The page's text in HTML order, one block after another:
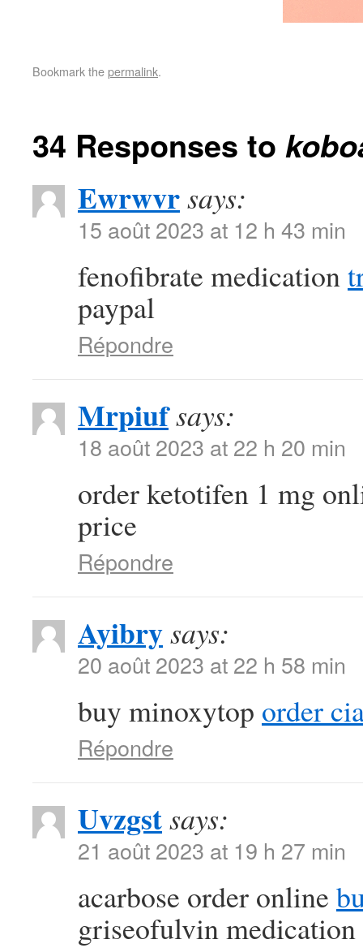
Bookmark thepermalink.
34 Responses to
Ewrwvrsays:
15 août 2023 at 12 h 43 min
fenofibrate medication
paypal
Répondre
Mrpiufsays:
18 août 2023 at 22 h 20 min
order ketotifen 1 mg
price
Répondre
Ayibrysays:
20 août 2023 at 22 h 58 min
buy minoxytop order
Répondre
Uvzgstsays:
21 août 2023 at 19 h 27 min
acarbose order online
griseofulvin medication